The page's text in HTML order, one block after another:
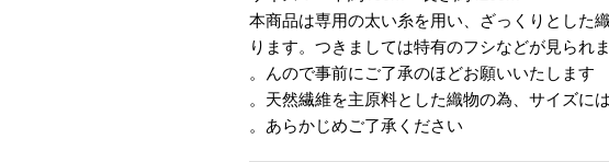
＊本商品は専用の太い糸を用い、ざっくりとした
ります。つきましては特有のフシなどが見られ
んので事前にご了承のほどお願いいたします。